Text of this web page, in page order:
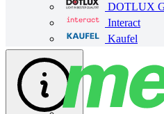
DOTLUX
Interact
Kaufel